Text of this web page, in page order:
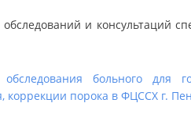
и консультаций
больного для
коррекции порока в ФЦССХ г.